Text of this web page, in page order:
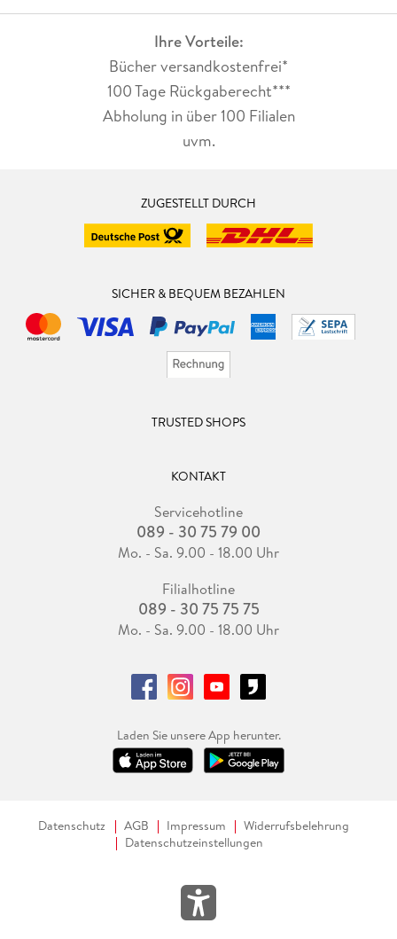
Ihre Vorteile:
Bücher versandkostenfrei*
100 Tage Rückgaberecht***
Abholung in über 100 Filialen
uvm.
ZUGESTELLT DURCH
SICHER & BEQUEM BEZAHLEN
TRUSTED SHOPS
KONTAKT
Servicehotline
089 - 30 75 79 00
Mo. - Sa. 9.00 - 18.00 Uhr
Filialhotline
089 - 30 75 75 75
Mo. - Sa. 9.00 - 18.00 Uhr
Laden Sie unsere App herunter.
Datenschutz AGB Impressum
Widerrufsbelehrung
Datenschutzeinstellungen